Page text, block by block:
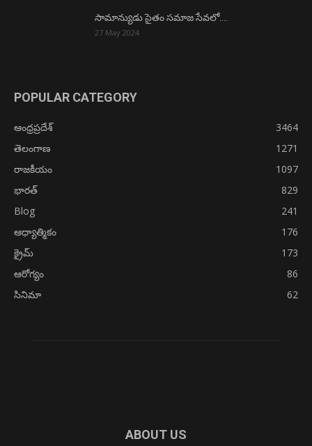
సామాన్యుడు సైతం సమాజ సేవలో….
27 May 2024
POPULAR CATEGORY
ఆంధ్రప్రదేశ్
3464
తెలంగాణ
1271
రాజకీయం
1097
భారత్
829
Blog
241
ఆధ్యాత్మికం
176
క్రైమ్
173
ఆరోగ్యం
86
సినిమా
62
ABOUT US